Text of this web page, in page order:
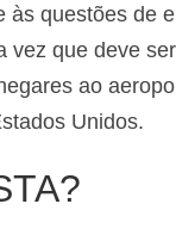
questões de
vez que deve
ao
Unidos.